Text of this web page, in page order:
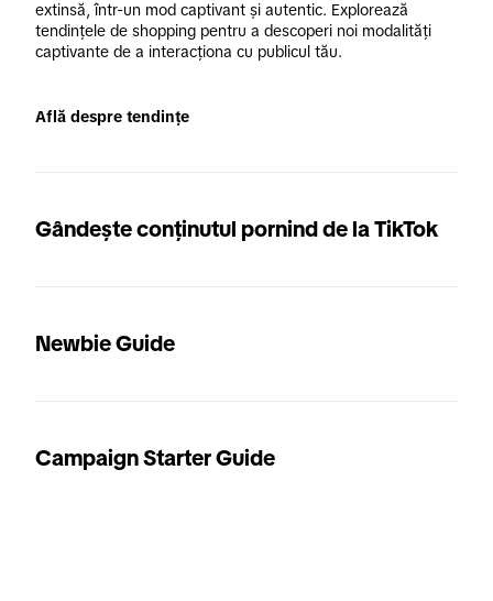
extinsă, într-un mod captivant și autentic. Explorează
tendințele de shopping pentru a descoperi noi modalități
captivante de a interacționa cu publicul tău.
Află despre tendințe
Gândește conținutul pornind de la TikTok
Newbie Guide
Campaign Starter Guide